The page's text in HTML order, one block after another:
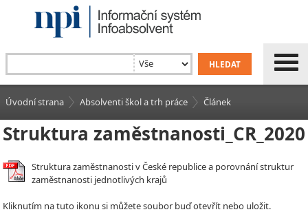
Úvodní strana Absolventi škol a trh práce Článek
Struktura zaměstnanosti_CR_2020
Struktura zaměstnanosti v České republice a porovnání struktur
zaměstnanosti jednotlivých krajů
Kliknutím na tuto ikonu si můžete soubor buď otevřít nebo uložit.